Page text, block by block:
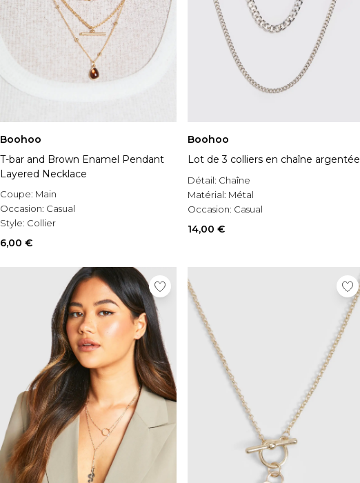
Boohoo
T-bar and Brown Enamel Pendant
Layered Necklace
Coupe: Main
Occasion: Casual
Style: Collier
6,00 €
Boohoo
Lot de 3 colliers en chaîne argentée
Détail: Chaîne
Matérial: Métal
Occasion: Casual
14,00 €